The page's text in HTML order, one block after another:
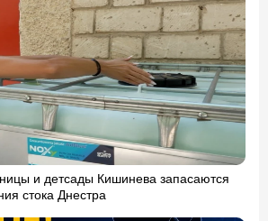
и детсады Кишинева запасаются
стока Днестра